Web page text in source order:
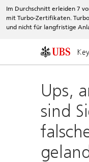
Im Durchschnitt erleiden 7
mit Turbo-Zertifikaten.
und nicht für langfristige
Ups,
sind